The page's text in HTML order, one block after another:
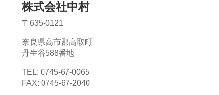
株式会社中村
〒635-0121
奈良県高市郡高取町
丹生谷588番地
TEL: 0745-67-0065
FAX: 0745-67-2040